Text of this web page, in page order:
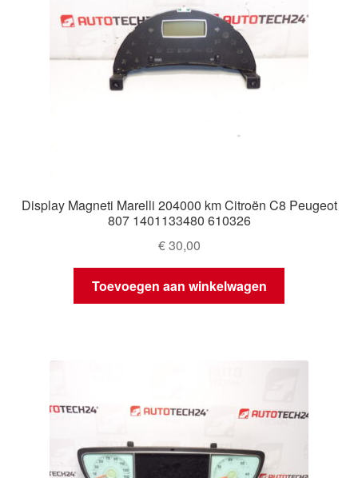
Display Magneti Marelli 204000 km Citroën C8 Peugeot
807 1401133480 610326
€30,00
Toevoegen aan winkelwagen